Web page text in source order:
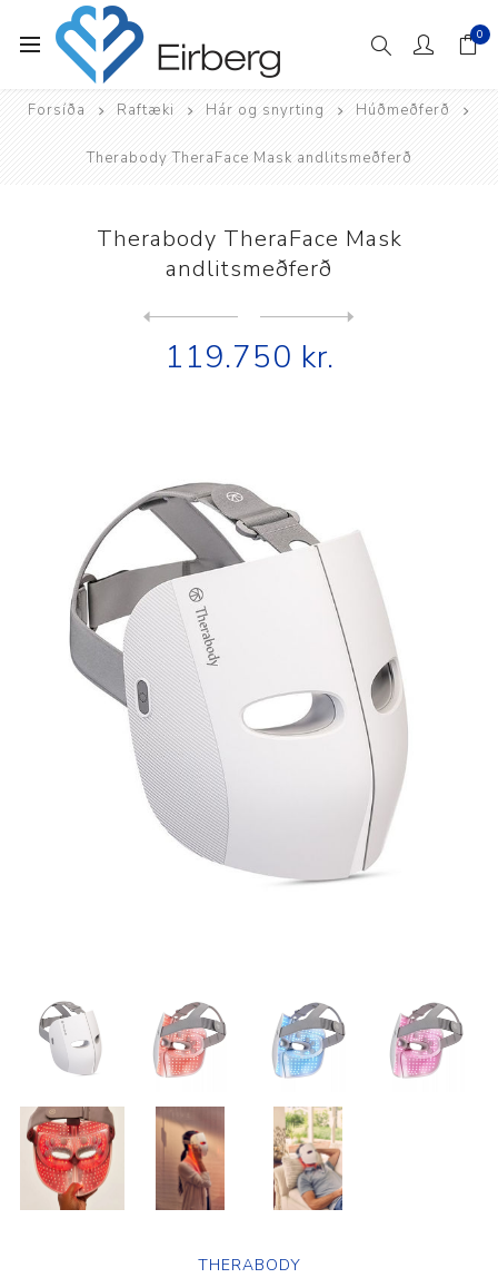
0
Forsíða Raftæki Hár og snyrting Húðmeðferð
Therabody TheraFace Mask andlitsmeðferð
Therabody TheraFace Mask
andlitsmeðferð
119.750 kr.
THERABODY